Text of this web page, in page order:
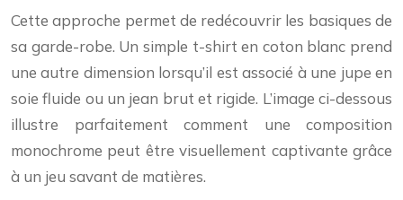
Cette approche permet de redécouvrir les basiques de
sa garde-robe. Un simple t-shirt en coton blanc prend
une autre dimension lorsqu’il est associé à une jupe en
soie fluide ou un jean brut et rigide. L’image ci-dessous
illustre parfaitement comment une composition
monochrome peut être visuellement captivante grâce
à un jeu savant de matières.